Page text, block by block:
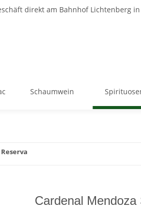
direkt am Bahnhof Lichtenberg
Schaumwein
Cardenal